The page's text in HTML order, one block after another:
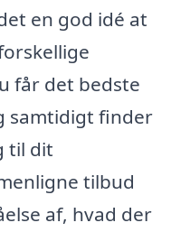
en god idé at
får det bedste
samtidigt finder
til dit
tilbud
af, hvad der